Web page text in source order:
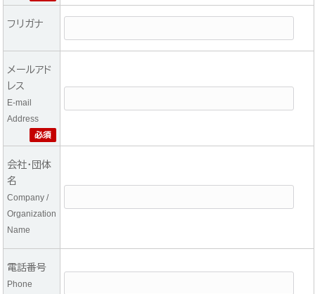
フリガナ
メールアド
レス
E-mail
Address
会社・団体
名
Company /
Organization
Name
電話番号
Phone